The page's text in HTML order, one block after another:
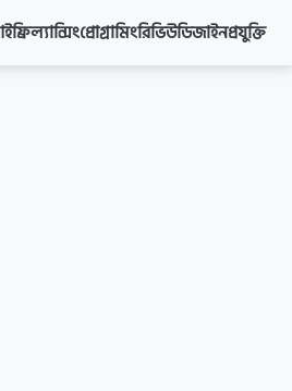
ফ্রিল্যান্সিংপ্রোগ্রামিংরিভিউডিজাইনপ্রযুক্তি